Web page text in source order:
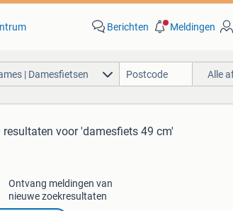
Berichten Meldingen
| Damesfietsen Alle
resultaten voor 'damesfiets 49 cm'
Ontvang meldingen van
nieuwe zoekresultaten